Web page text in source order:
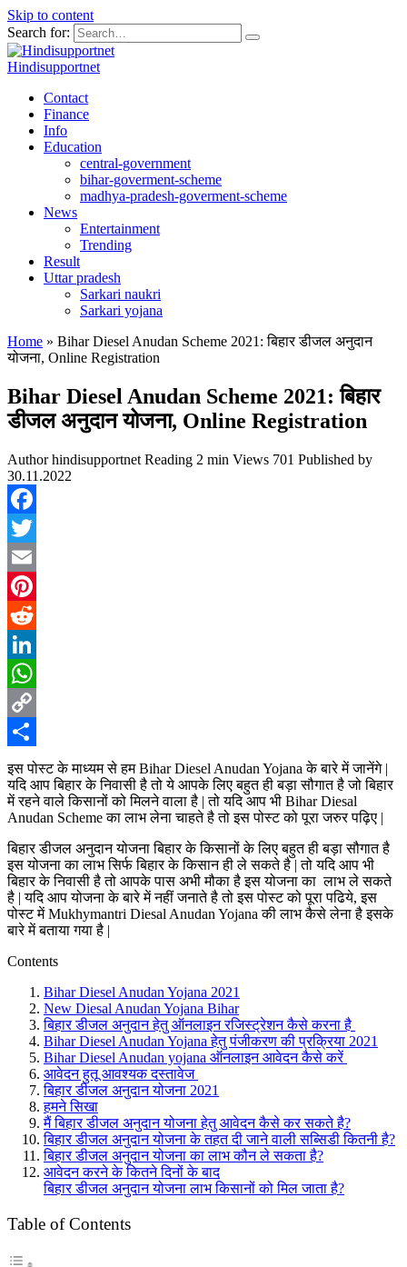
Skip to content
Search for:
Hindisupportnet
Contact
Finance
Info
Education
central-government
bihar-goverment-scheme
madhya-pradesh-goverment-scheme
News
Entertainment
Trending
Result
Uttar pradesh
Sarkari naukri
Sarkari yojana
Home » Bihar Diesel Anudan Scheme 2021: बिहार डीजल अनुदान
योजना, Online Registration
Bihar Diesel Anudan Scheme 2021: बिहार
डीजल अनुदान योजना, Online Registration
Author hindisupportnet Reading 2 min Views 701 Published by
30.11.2022
Facebook
Twitter
Email
Pinterest
Reddit
LinkedIn
WhatsApp
Copy
Link
Share
इस पोस्ट के माध्यम से हम Bihar Diesel Anudan Yojana के बारे में जानेंगे |
यदि आप बिहार के निवासी है तो ये आपके लिए बहुत ही बड़ा सौगात है जो बिहार
में रहने वाले किसानों को मिलने वाला है | तो यदि आप भी Bihar Diesal
Anudan Scheme का लाभ लेना चाहते है तो इस पोस्ट को पूरा जरुर पढ़िए |
बिहार डीजल अनुदान योजना बिहार के किसानों के लिए बहुत ही बड़ा सौगात है
इस योजना का लाभ सिर्फ बिहार के किसान ही ले सकते है | तो यदि आप भी
बिहार के निवासी है तो आपके पास अभी मौका है इस योजना का लाभ ले सकते
है | यदि आप योजना के बारे में नहीं जनाते है तो इस पोस्ट को पूरा पढिये, इस
पोस्ट में Mukhymantri Diesal Anudan Yojana की लाभ कैसे लेना है इसके
बारे में बताया गया है |
Contents
Bihar Diesel Anudan Yojana 2021
New Diesal Anudan Yojana Bihar
बिहार डीजल अनुदान हेतु ऑनलाइन रजिस्ट्रेशन कैसे करना है
Bihar Diesel Anudan Yojana हेतु पंजीकरण की प्रक्रिया 2021
Bihar Diesel Anudan yojana ऑनलाइन आवेदन कैसे करें
आवेदन हुतू आवश्यक दस्तावेज
बिहार डीजल अनुदान योजना 2021
हमने सिखा
मैं बिहार डीजल अनुदान योजना हेतु आवेदन कैसे कर सकते है?
बिहार डीजल अनुदान योजना के तहत दी जाने वाली सब्सिडी कितनी है?
बिहार डीजल अनुदान योजना का लाभ कौन ले सकता है?
आवेदन करने के कितने दिनों के बाद
बिहार डीजल अनुदान योजना लाभ किसानों को मिल जाता है?
Table of Contents